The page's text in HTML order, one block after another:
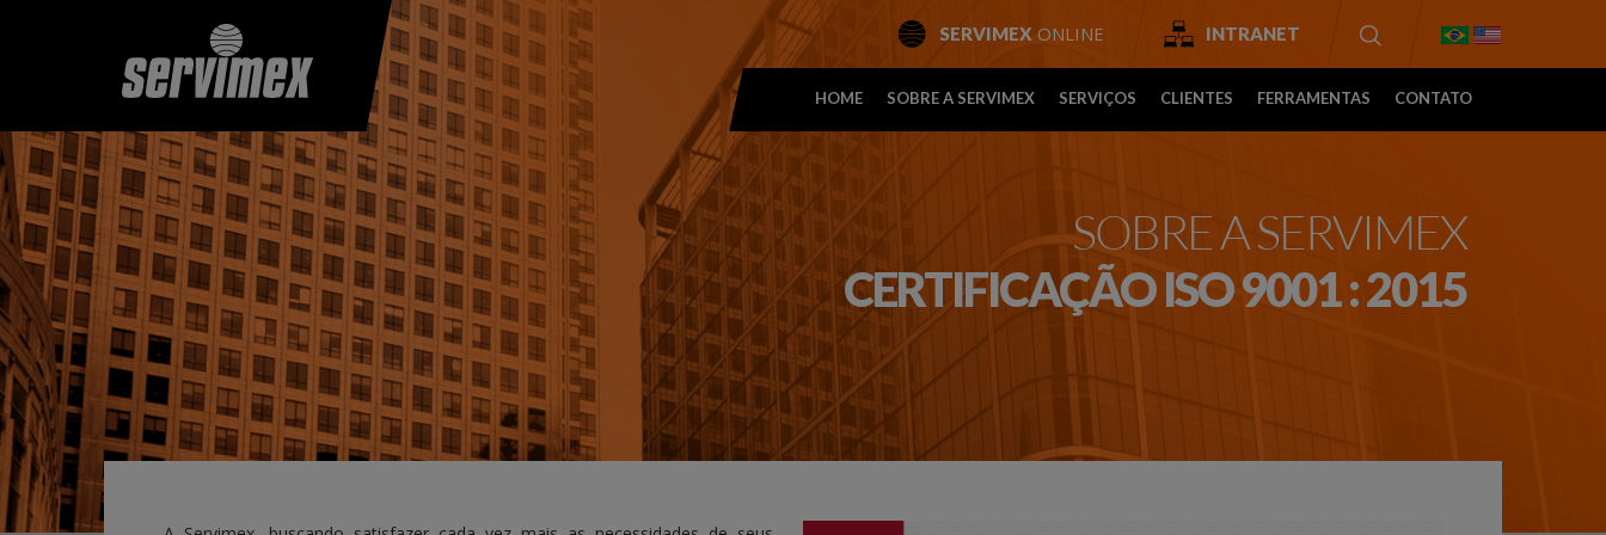
SERVIMEX ONLINE INTRANET
HOME SOBRE A SERVIMEX SERVIÇOS CLIENTES FERRAMENTAS CONTATO
SOBRE A SERVIMEX
CERTIFICAÇÃO ISO 9001 : 2015